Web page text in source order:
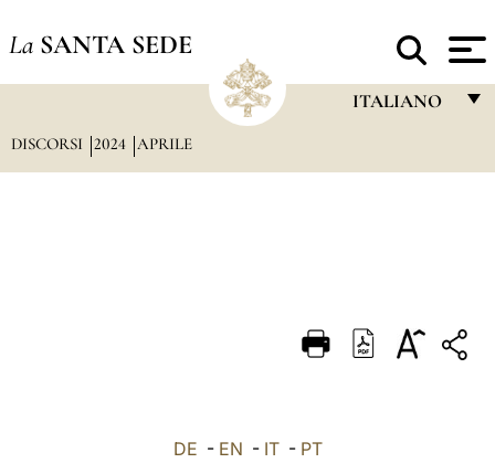
La SANTA SEDE
ITALIANO
DEUTSCH
DISCORSI 2024 APRILE
DE - EN - IT- PT